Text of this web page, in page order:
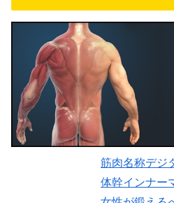
筋肉名称デジ
体幹インナー